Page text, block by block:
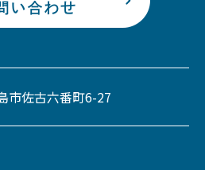
佐古六番町6-27